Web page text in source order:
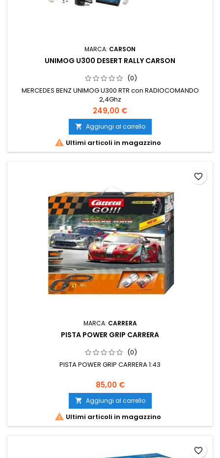
MARCA: CARSON
UNIMOG U300 DESERT RALLY CARSON
(0)
MERCEDES BENZ UNIMOG U300 RTR con RADIOCOMANDO
2,4Ghz
249,00 €
 Aggiungi al carrello
 Ultimi articoli in magazzino
MARCA: CARRERA
PISTA POWER GRIP CARRERA
(0)
PISTA POWER GRIP CARRERA 1:43
85,00 €
 Aggiungi al carrello
 Ultimi articoli in magazzino
favorite_border
favorite_border